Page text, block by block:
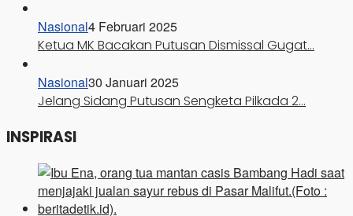
Nasional4 Februari 2025
Ketua MK Bacakan Putusan Dismissal Gugat…
Nasional30 Januari 2025
Jelang Sidang Putusan Sengketa Pilkada 2…
INSPIRASI